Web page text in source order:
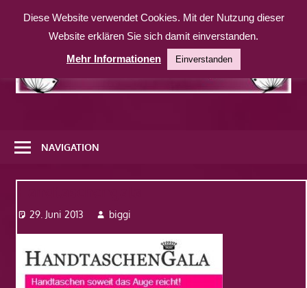
Inhalt
weitere
Website
NAVIGATION
29. Juni 2013 biggi
Diese Website verwendet Cookies. Mit der Nutzung dieser
Website erklären Sie sich damit einverstanden.
Mehr Informationen
Einverstanden